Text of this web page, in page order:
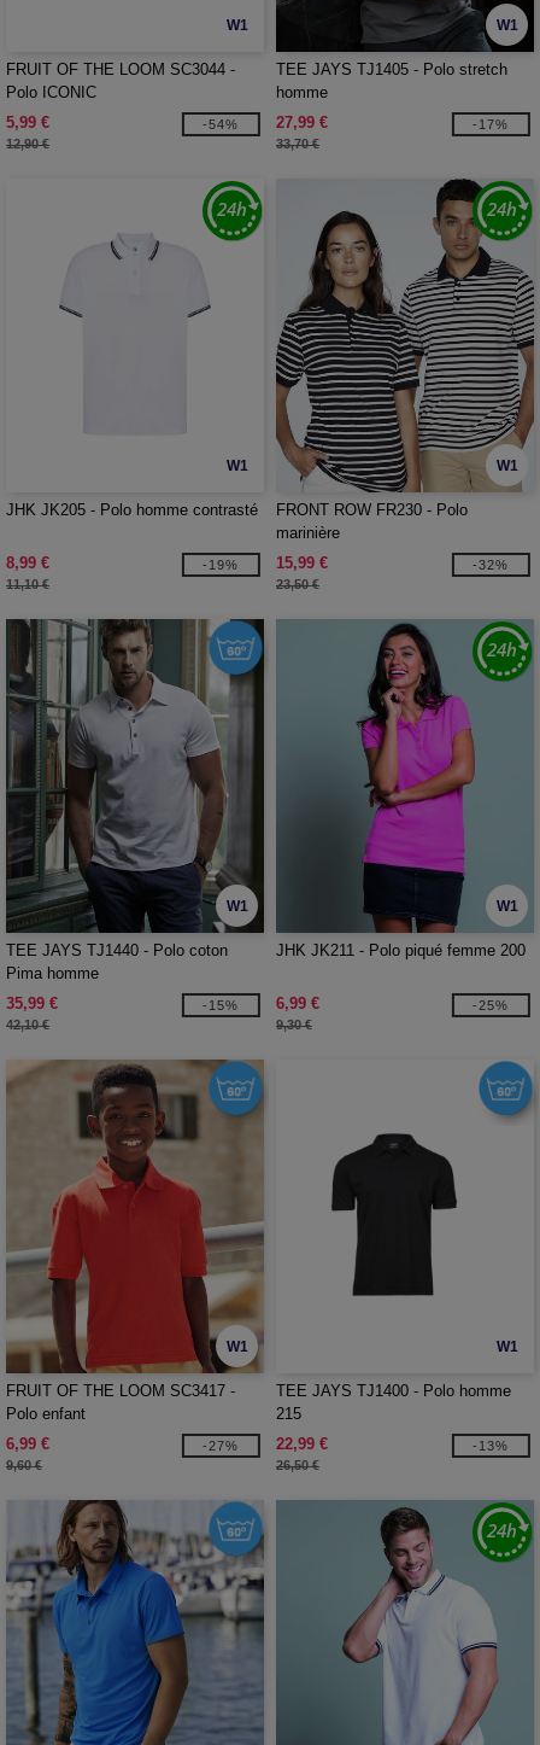
W1
FRUIT OF THE LOOM SC3044 -
Polo ICONIC
5,99 €
12,90 €
-54%
W1
TEE JAYS TJ1405 - Polo stretch
homme
27,99 €
33,70 €
-17%
W1
JHK JK205 - Polo homme contrasté
8,99 €
11,10 €
-19%
W1
FRONT ROW FR230 - Polo
marinière
15,99 €
23,50 €
-32%
W1
TEE JAYS TJ1440 - Polo coton
Pima homme
35,99 €
42,10 €
-15%
W1
JHK JK211 - Polo piqué femme 200
6,99 €
9,30 €
-25%
W1
FRUIT OF THE LOOM SC3417 -
Polo enfant
6,99 €
9,60 €
-27%
W1
TEE JAYS TJ1400 - Polo homme
215
22,99 €
26,50 €
-13%